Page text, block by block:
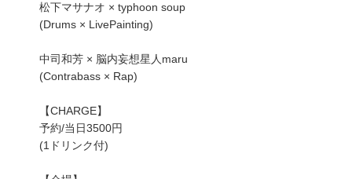
松下マサナオ × typhoon soup
(Drums × LivePainting)
中司和芳 × 脳内妄想星人maru
(Contrabass × Rap)
【CHARGE】
予約/当日3500円
(1ドリンク付)